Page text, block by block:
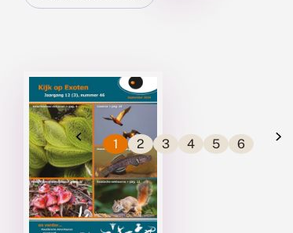
1 2 3 4 5 6